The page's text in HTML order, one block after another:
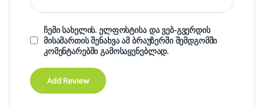
ჩემი სახელის. ელფოსტისა და ვებ-გვერდის
მისამართის შენახვა ამ ბრაუზერში შემდგომში
კომენტარებში გამოსაყენებლად.